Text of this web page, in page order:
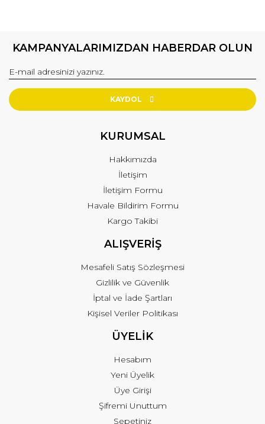
KAMPANYALARIMIZDAN HABERDAR OLUN
KAYDOL
KURUMSAL
Hakkımızda
İletişim
İletişim Formu
Havale Bildirim Formu
Kargo Takibi
ALIŞVERİŞ
Mesafeli Satış Sözleşmesi
Gizlilik ve Güvenlik
İptal ve İade Şartları
Kişisel Veriler Politikası
ÜYELİK
Hesabım
Yeni Üyelik
Üye Girişi
Şifremi Unuttum
Sepetiniz